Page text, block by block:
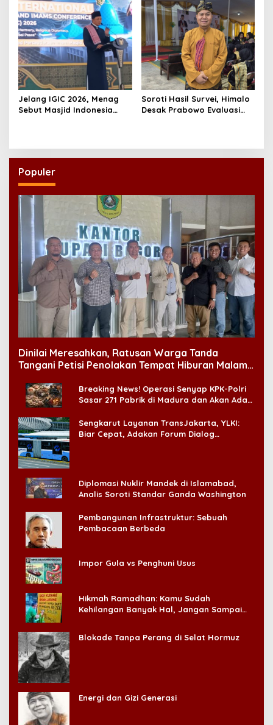
Jelang IGIC 2026, Menag
Sebut Masjid Indonesia
Soroti Hasil Survei, Himalo
Desak Prabowo Evaluasi
Populer
Dinilai Meresahkan, Ratusan Warga Tanda
Tangani Petisi Penolakan Tempat Hiburan Malam
Breaking News! Operasi Senyap KPK-Polri
Sasar 271 Pabrik di Madura dan Akan Ada
Sengkarut Layanan TransJakarta, YLKI:
Biar Cepat, Adakan Forum Dialog
Diplomasi Nuklir Mandek di Islamabad,
Analis Soroti Standar Ganda Washington
Pembangunan Infrastruktur: Sebuah
Pembacaan Berbeda
Impor Gula vs Penghuni Usus
Hikmah Ramadhan: Kamu Sudah
Kehilangan Banyak Hal, Jangan Sampai
Blokade Tanpa Perang di Selat Hormuz
Energi dan Gizi Generasi